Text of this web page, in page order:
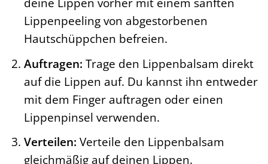
Lippenpeeling von abgestorbenen
Hautschüppchen befreien.
Auftragen: Trage den Lippenbalsam direkt
auf die Lippen auf. Du kannst ihn entweder
mit dem Finger auftragen oder einen
Lippenpinsel verwenden.
Verteilen: Verteile den Lippenbalsam
gleichmäßig auf deinen Lippen.